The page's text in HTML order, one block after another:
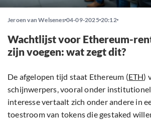
Jeroen van Welsenes 04-09-2025 20:12
Wachtlijst voor Ethereum-
zijn voegen: wat zegt dit?
De afgelopen tijd staat Ethereum (ETH)
schijnwerpers, vooral onder
interesse vertaalt zich onder andere in
toestroom van tokens die gestaked